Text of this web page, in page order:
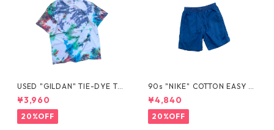
USED "GILDAN" TIE-DYE TE
E
¥3,960
20%OFF
90s "NIKE" COTTON EASY S
HORTS
¥4,840
20%OFF